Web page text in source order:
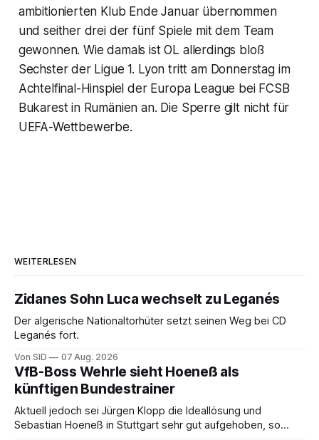
ambitionierten Klub Ende Januar übernommen
und seither drei der fünf Spiele mit dem Team
gewonnen. Wie damals ist OL allerdings bloß
Sechster der Ligue 1. Lyon tritt am Donnerstag im
Achtelfinal-Hinspiel der Europa League bei FCSB
Bukarest in Rumänien an. Die Sperre gilt nicht für
UEFA-Wettbewerbe.
WEITERLESEN
Zidanes Sohn Luca wechselt zu Leganés
Der algerische Nationaltorhüter setzt seinen Weg bei CD
Leganés fort.
Von SID 07 Aug. 2026
VfB-Boss Wehrle sieht Hoeneß als
künftigen Bundestrainer
Aktuell jedoch sei Jürgen Klopp die Ideallösung und
Sebastian Hoeneß in Stuttgart sehr gut aufgehoben, so